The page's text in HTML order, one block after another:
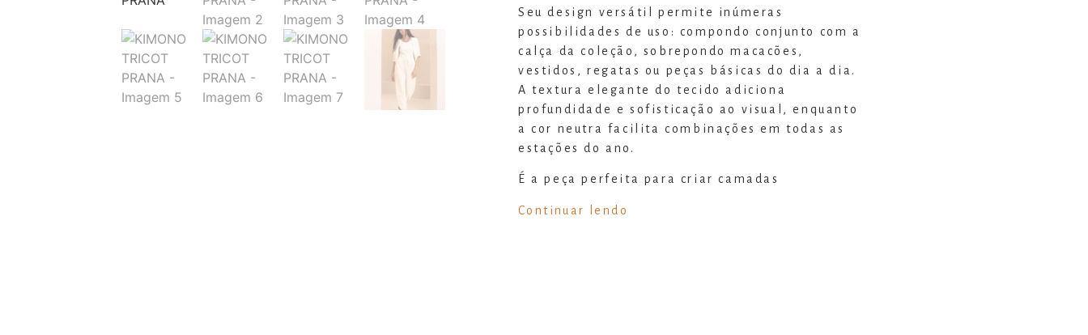
Seu design versátil permite inúmeras
possibilidades de uso: compondo conjunto com a
calça da coleção, sobrepondo macacões,
vestidos, regatas ou peças básicas do dia a dia.
A textura elegante do tecido adiciona
profundidade e sofisticação ao visual, enquanto
a cor neutra facilita combinações em todas as
estações do ano.
É a peça perfeita para criar camadas
dias mais frescos, momentos de bem-estar ou
Continuar lendo